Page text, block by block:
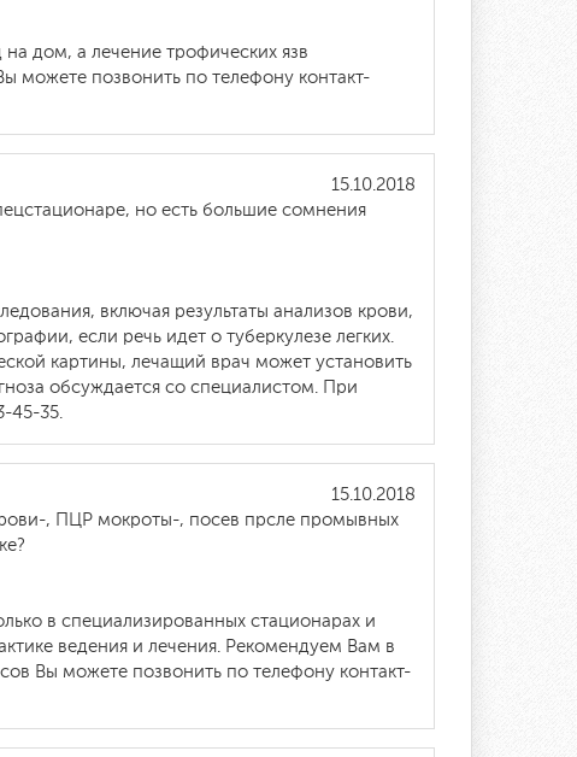
дом, а лечение трофических язв
можете позвонить по телефону контакт-
15.10.2018
но есть большие сомнения
включая результаты анализов крови,
если речь идет о туберкулезе легких.
картины, лечащий врач может установить
обсуждается со специалистом. При
45-35.
15.10.2018
, ПЦР мокроты-, посев прсле промывных
в специализированных стационарах и
ведения и лечения. Рекомендуем Вам в
Вы можете позвонить по телефону контакт-